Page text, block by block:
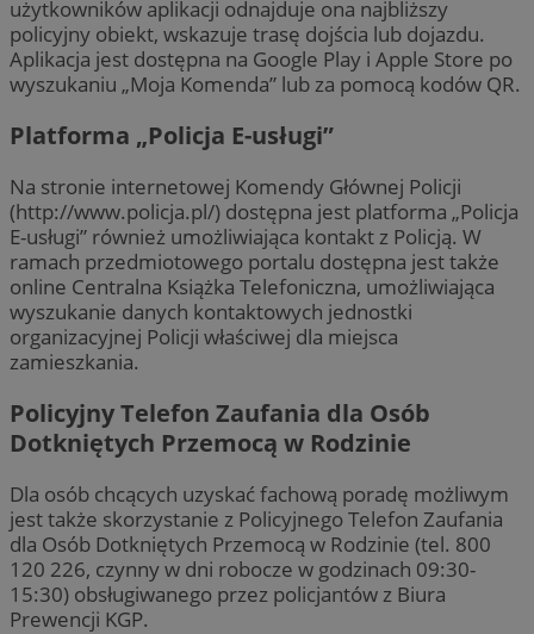
użytkowników aplikacji odnajduje ona najbliższy
policyjny obiekt, wskazuje trasę dojścia lub dojazdu.
Aplikacja jest dostępna na Google Play i Apple Store po
wyszukaniu „Moja Komenda” lub za pomocą kodów QR.
Platforma „Policja E-usługi”
Na stronie internetowej Komendy Głównej Policji
(http://www.policja.pl/) dostępna jest platforma „Policja
E-usługi” również umożliwiająca kontakt z Policją. W
ramach przedmiotowego portalu dostępna jest także
online Centralna Książka Telefoniczna, umożliwiająca
wyszukanie danych kontaktowych jednostki
organizacyjnej Policji właściwej dla miejsca
zamieszkania.
Policyjny Telefon Zaufania dla Osób
Dotkniętych Przemocą w Rodzinie
Dla osób chcących uzyskać fachową poradę możliwym
jest także skorzystanie z Policyjnego Telefon Zaufania
dla Osób Dotkniętych Przemocą w Rodzinie (tel. 800
120 226, czynny w dni robocze w godzinach 09:30-
15:30) obsługiwanego przez policjantów z Biura
Prewencji KGP.